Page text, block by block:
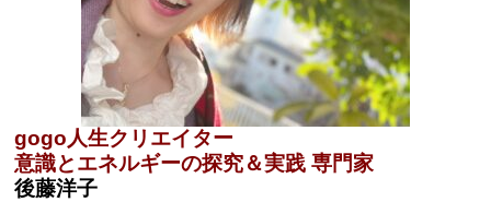
gogo人生クリエイター
意識とエネルギーの探究＆実践 専門家
後藤洋子